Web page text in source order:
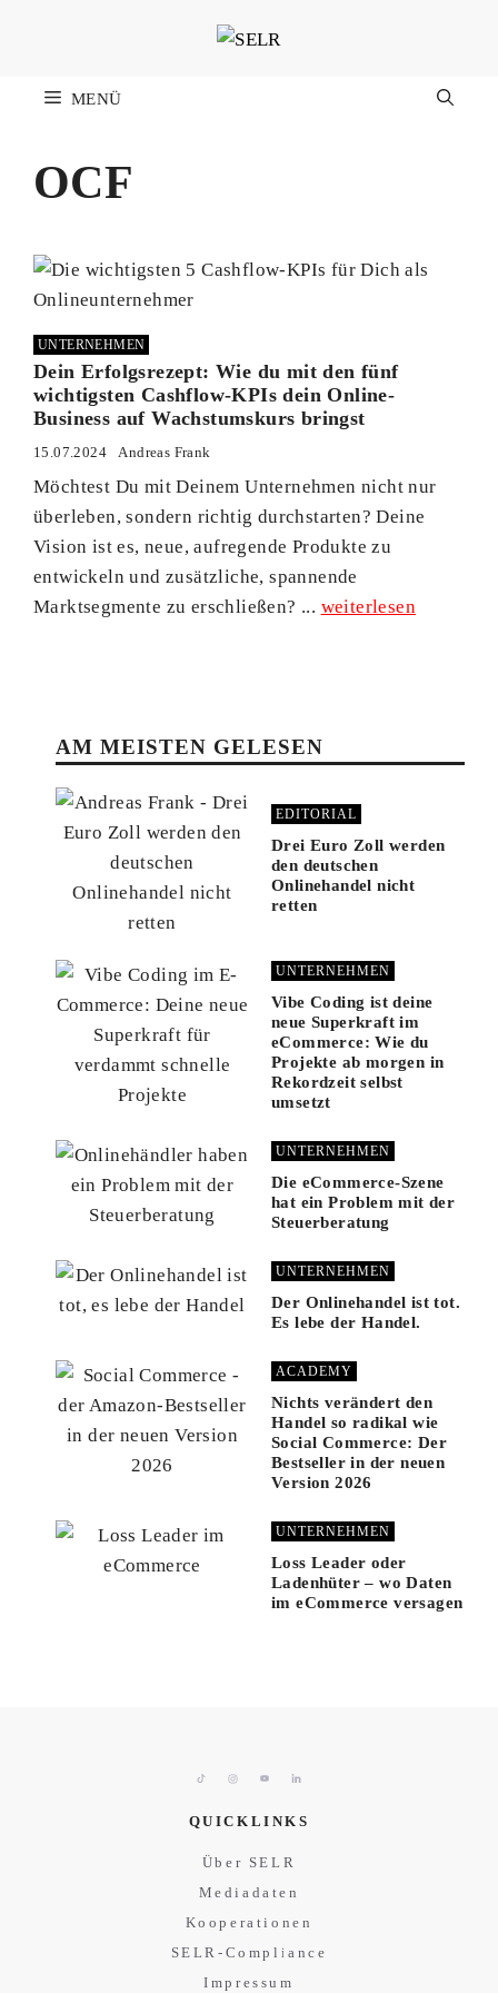
MENÜ
OCF
UNTERNEHMEN
Dein Erfolgsrezept: Wie du mit den fünf
wichtigsten Cashflow-KPIs dein Online-
Business auf Wachstumskurs bringst
15.07.2024 Andreas Frank
Möchtest Du mit Deinem Unternehmen nicht nur
überleben, sondern richtig durchstarten? Deine
Vision ist es, neue, aufregende Produkte zu
entwickeln und zusätzliche, spannende
Marktsegmente zu erschließen? ... weiterlesen
AM MEISTEN GELESEN
EDITORIAL
Drei Euro Zoll werden
den deutschen
Onlinehandel nicht
retten
UNTERNEHMEN
Vibe Coding ist deine
neue Superkraft im
eCommerce: Wie du
Projekte ab morgen in
Rekordzeit selbst
umsetzt
UNTERNEHMEN
Die eCommerce-Szene
hat ein Problem mit der
Steuerberatung
UNTERNEHMEN
Der Onlinehandel ist tot.
Es lebe der Handel.
ACADEMY
Nichts verändert den
Handel so radikal wie
Social Commerce: Der
Bestseller in der neuen
Version 2026
UNTERNEHMEN
Loss Leader oder
Ladenhüter – wo Daten
im eCommerce versagen
QUICKLINKS
Über SELR
Mediadaten
Kooperationen
SELR-Compliance
Impressum